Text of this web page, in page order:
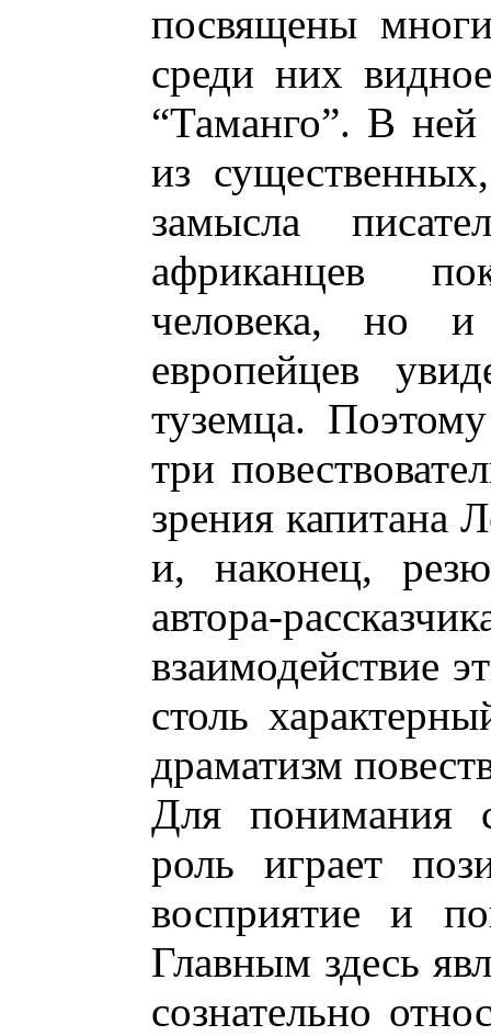
посвящены
среди них
“Таманго”. В
из
замысла
африканцев
человека, но
европейцев
туземца.
три
зрения капитана
и, наконец,
автора-
взаимодействие
столь
драматизм
Для понимания
роль играет
восприятие и
Главным здесь
сознательно